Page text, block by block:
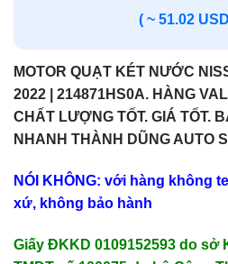
( ~ 51.02 USD
MOTOR QUẠT KÉT NƯỚC
2022 | 214871HS0A. HÀNG
CHẤT LƯỢNG TỐT. GIÁ TỐT.
NHANH THÀNH DŨNG AUTO
NÓI KHÔNG: với hàng không
xứ, không bảo hành
Giấy ĐKKD 0109152593 do sở